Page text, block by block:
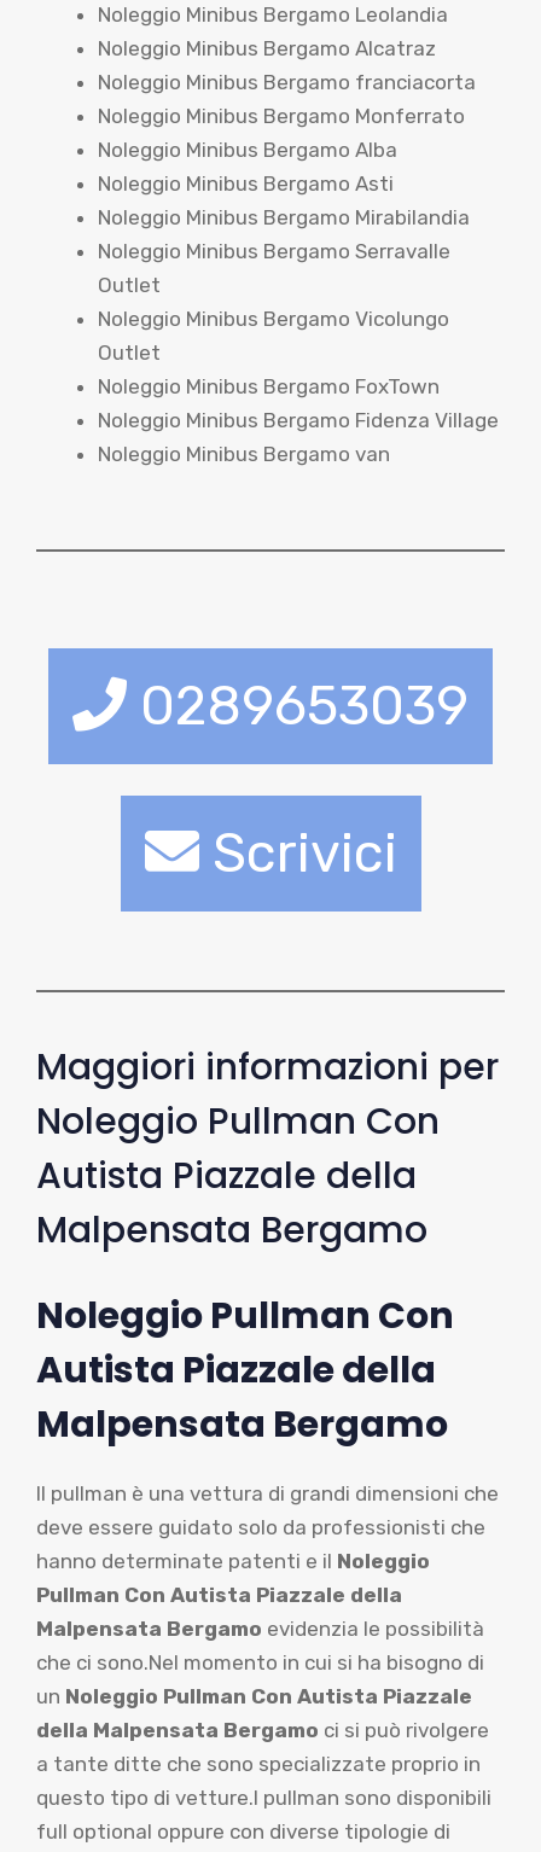
Noleggio Minibus Bergamo Leolandia
Noleggio Minibus Bergamo Alcatraz
Noleggio Minibus Bergamo franciacorta
Noleggio Minibus Bergamo Monferrato
Noleggio Minibus Bergamo Alba
Noleggio Minibus Bergamo Asti
Noleggio Minibus Bergamo Mirabilandia
Noleggio Minibus Bergamo Serravalle
Outlet
Noleggio Minibus Bergamo Vicolungo
Outlet
Noleggio Minibus Bergamo FoxTown
Noleggio Minibus Bergamo Fidenza Village
Noleggio Minibus Bergamo van
0289653039
Scrivici
Maggiori informazioni per
Noleggio Pullman Con
Autista Piazzale della
Malpensata Bergamo
Noleggio Pullman Con
Autista Piazzale della
Malpensata Bergamo
Il pullman è una vettura di grandi dimensioni che
deve essere guidato solo da professionisti che
hanno determinate patenti e il Noleggio
Pullman Con Autista Piazzale della
Malpensata Bergamo evidenzia le possibilità
che ci sono.Nel momento in cui si ha bisogno di
un Noleggio Pullman Con Autista Piazzale
della Malpensata Bergamo ci si può rivolgere
a tante ditte che sono specializzate proprio in
questo tipo di vetture.I pullman sono disponibili
full optional oppure con diverse tipologie di